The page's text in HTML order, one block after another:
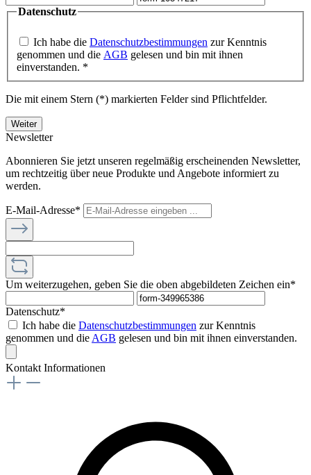
Datenschutz
Ich habe die Datenschutzbestimmungen zur Kenntnis
genommen und die AGB gelesen und bin mit ihnen
einverstanden. *
Die mit einem Stern (*) markierten Felder sind Pflichtfelder.
Weiter
Newsletter
Abonnieren Sie jetzt unseren regelmäßig erscheinenden Newsletter,
um rechtzeitig über neue Produkte und Angebote informiert zu
werden.
E-Mail-Adresse*
Um weiterzugehen, geben Sie die oben abgebildeten Zeichen ein*
Datenschutz*
Ich habe die Datenschutzbestimmungen zur Kenntnis
genommen und die AGB gelesen und bin mit ihnen einverstanden.
Kontakt Informationen